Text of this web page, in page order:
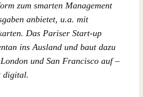
zum smarten Management
anbietet, u.a. mit
Das Pariser Start-up
ins Ausland und baut dazu
und San Francisco auf –
digital.